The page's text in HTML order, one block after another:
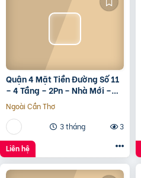
Quận 4 Mặt Tiền Đường Số 11
– 4 Tầng – 2Pn – Nhà Mới –
7.35 Tỷ Tl
Ngoài Cần Thơ
3 tháng
3
Liên hệ